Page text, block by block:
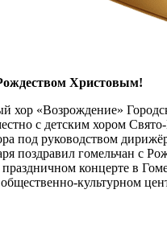
Христовым!
хор «Возрождение»
с детским хором
под руководством
поздравил гомельчан с
концерте в
культурном